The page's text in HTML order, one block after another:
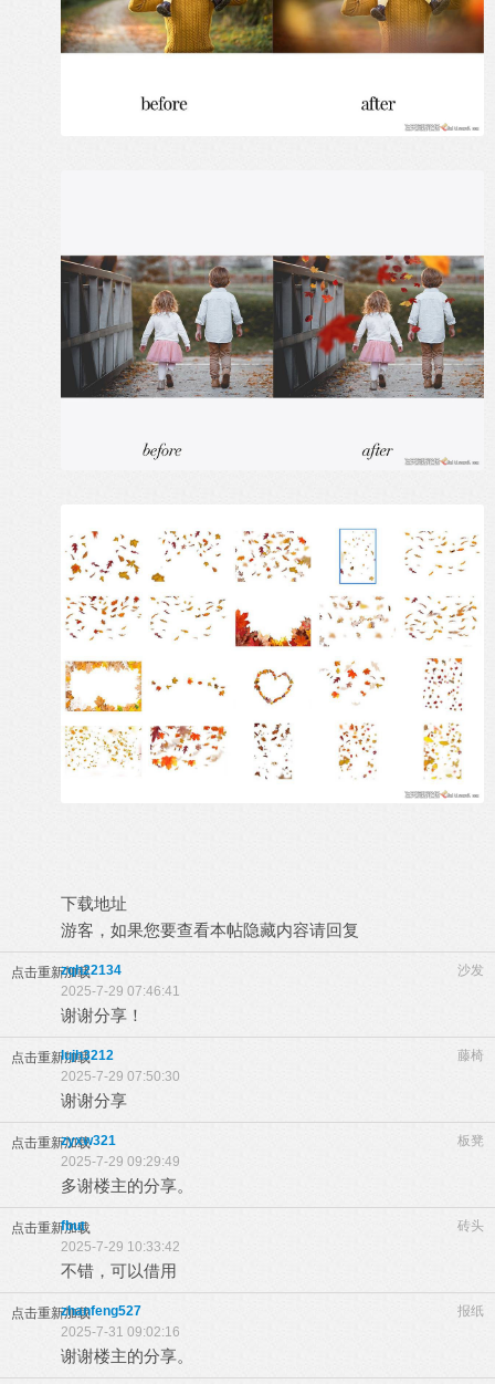
下载地址
游客，如果您要查看本帖隐藏内容请回复
点击重新加载 沙发
zqh22134
2025-7-29 07:46:41
谢谢分享！
点击重新加载 藤椅
lujh3212
2025-7-29 07:50:30
谢谢分享
点击重新加载 板凳
zyxw321
2025-7-29 09:29:49
多谢楼主的分享。
点击重新加载 砖头
fbut
2025-7-29 10:33:42
不错，可以借用
点击重新加载 报纸
zhanfeng527
2025-7-31 09:02:16
谢谢楼主的分享。